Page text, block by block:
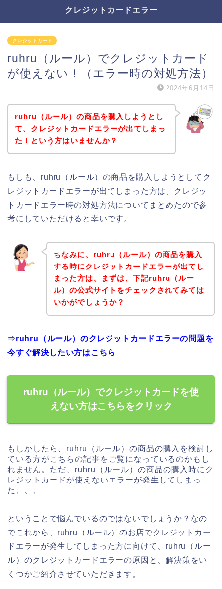
クレジットカードエラー
クレジットカード
ruhru（ルール）でクレジットカード
が使えない！（エラー時の対処方法）
2024年6月14日
ruhru（ルール）の商品を購入しようとし
て、クレジットカードエラーが出てしまっ
た！という方はいませんか？
もしも、ruhru（ルール）の商品を購入しようとしてク
レジットカードエラーが出てしまった方は、クレジッ
トカードエラー時の対処方法についてまとめたので参
考にしていただけると幸いです。
ちなみに、ruhru（ルール）の商品を購入
する時にクレジットカードエラーが出てし
まった方は、まずは、下記ruhru（ルー
ル）の公式サイトをチェックされてみては
いかがでしょうか？
⇒ruhru（ルール）のクレジットカードエラーの問題を
今すぐ解決したい方はこちら
ruhru（ルール）でクレジットカードを使
えない方はこちらをクリック
もしかしたら、ruhru（ルール）の商品の購入を検討し
ている方がこちらの記事をご覧になっているのかもし
れません。ただ、ruhru（ルール）の商品の購入時にク
レジットカードが使えないエラーが発生してしまっ
た、、、
ということで悩んでいるのではないでしょうか？なの
でこれから、ruhru（ルール）のお店でクレジットカー
ドエラーが発生してしまった方に向けて、ruhru（ルー
ル）のクレジットカードエラーの原因と、解決策をい
くつかご紹介させていただきます。